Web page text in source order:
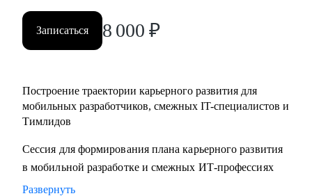
менеджерам
• Тестировщикам, аналитикам, Data-инженерам, backend- и
frontend-разработчикам
Записаться 8 000 ₽
Построение траектории карьерного развития для
мобильных разработчиков, смежных IT-специалистов и
Тимлидов
Сессия для формирования плана карьерного развития
в мобильной разработке и смежных ИТ-профессиях
Развернуть